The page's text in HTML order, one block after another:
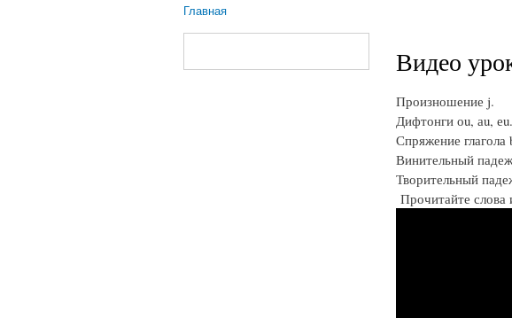
Главная
Видео
Произношение j.
Дифтонги оu, аu,
Спряжение глагола
Винительный
Творительный
Прочитайте слова